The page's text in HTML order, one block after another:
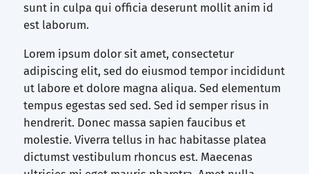
sunt in culpa qui officia deserunt mollit anim id
est laborum.
Lorem ipsum dolor sit amet, consectetur
adipiscing elit, sed do eiusmod tempor incididunt
ut labore et dolore magna aliqua. Sed elementum
tempus egestas sed sed. Sed id semper risus in
hendrerit. Donec massa sapien faucibus et
molestie. Viverra tellus in hac habitasse platea
dictumst vestibulum rhoncus est. Maecenas